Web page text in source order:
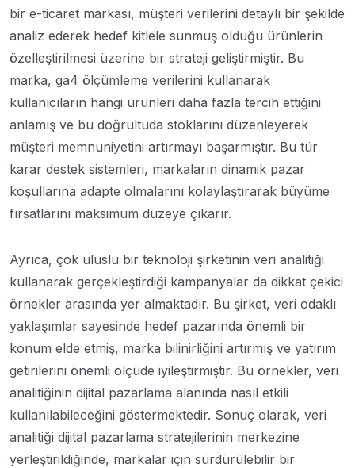
bir e-ticaret markası, müşteri verilerini detaylı bir şekilde
analiz ederek hedef kitlele sunmuş olduğu ürünlerin
özelleştirilmesi üzerine bir strateji geliştirmiştir. Bu
marka, ga4 ölçümleme verilerini kullanarak
kullanıcıların hangi ürünleri daha fazla tercih ettiğini
anlamış ve bu doğrultuda stoklarını düzenleyerek
müşteri memnuniyetini artırmayı başarmıştır. Bu tür
karar destek sistemleri, markaların dinamik pazar
koşullarına adapte olmalarını kolaylaştırarak büyüme
fırsatlarını maksimum düzeye çıkarır.
Ayrıca, çok uluslu bir teknoloji şirketinin veri analitiği
kullanarak gerçekleştirdiği kampanyalar da dikkat çekici
örnekler arasında yer almaktadır. Bu şirket, veri odaklı
yaklaşımlar sayesinde hedef pazarında önemli bir
konum elde etmiş, marka bilinirliğini artırmış ve yatırım
getirilerini önemli ölçüde iyileştirmiştir. Bu örnekler, veri
analitiğinin dijital pazarlama alanında nasıl etkili
kullanılabileceğini göstermektedir. Sonuç olarak, veri
analitiği dijital pazarlama stratejilerinin merkezine
yerleştirildiğinde, markalar için sürdürülebilir bir